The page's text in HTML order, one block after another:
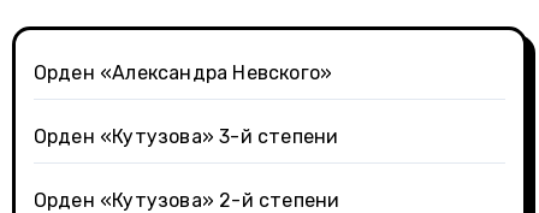
Орден «Александра Невского»
Орден «Кутузова» 3-й степени
Орден «Кутузова» 2-й степени